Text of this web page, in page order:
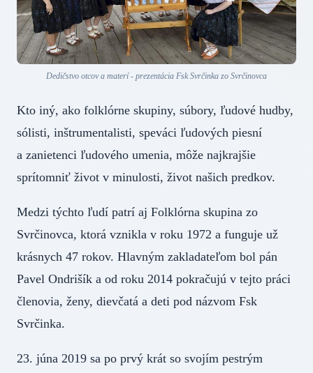
Dedičstvo otcov a materí - prezentácia Fsk Svrčinka zo Svrčinovca
Kto iný, ako folklórne skupiny, súbory, ľudové hudby,
sólisti, inštrumentalisti, speváci ľudových piesní
a zanietenci ľudového umenia, môže najkrajšie
sprítomniť život v minulosti, život našich predkov.
Medzi týchto ľudí patrí aj Folklórna skupina zo
Svrčinovca, ktorá vznikla v roku 1972 a funguje už
krásnych 47 rokov. Hlavným zakladateľom bol pán
Pavel Ondrišík a od roku 2014 pokračujú v tejto práci
členovia, ženy, dievčatá a deti pod názvom Fsk
Svrčinka.
23. júna 2019 sa po prvý krát so svojím pestrým